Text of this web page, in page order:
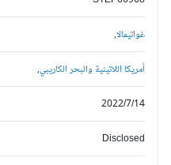
غواتيمالا,
أمريكا اللاتينية والبحر الكاريبي,
2022/7/14
Disclosed